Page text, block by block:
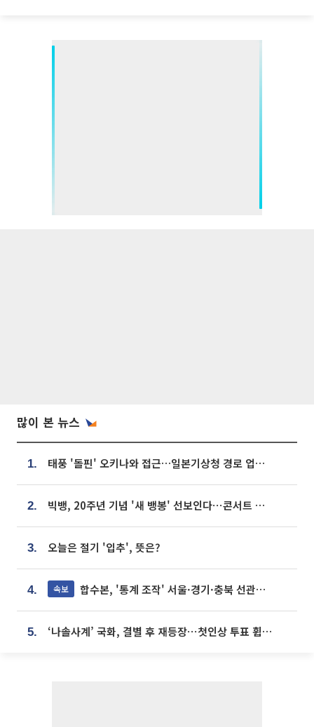
많이 본 뉴스
1. 태풍 '돌핀' 오키나와 접근…일본기상청 경로 업데이트
2. 빅뱅, 20주년 기념 '새 뱅봉' 선보인다⋯콘서트 앞두고 팝업 개최
3. 오늘은 절기 '입추', 뜻은?
4. 속보 합수본, '통계 조작' 서울·경기·충북 선관위 등 추가 압수수색
5. ‘나솔사계’ 국화, 결별 후 재등장⋯첫인상 투표 휩쓸고 ‘인기녀’ 등극